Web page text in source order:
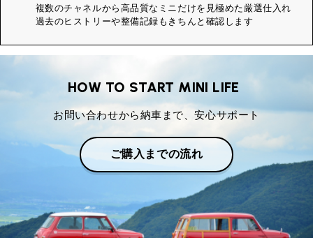
複数のチャネルから高品質なミニだけを見極めた厳選仕入れ
過去のヒストリーや整備記録もきちんと確認します
HOW TO START MINI LIFE
お問い合わせから納車まで、安心サポート
ご購入までの流れ